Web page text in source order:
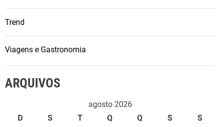
Trend
Viagens e Gastronomia
ARQUIVOS
agosto 2026
D
S T Q Q S
S